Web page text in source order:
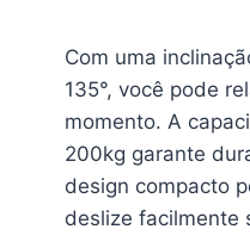
Com uma
135°, você pode
momento. A
200kg garante
design compacto
deslize facilmente